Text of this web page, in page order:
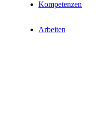
Kompetenzen
Arbeiten